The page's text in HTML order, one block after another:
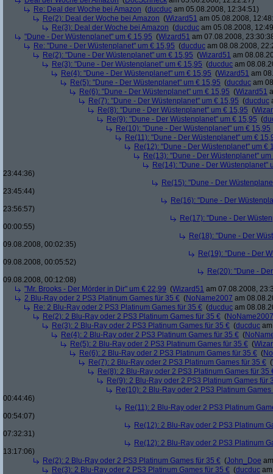
Re: Deal der Woche bei Amazon (ducduc am 05.08.2008, 12:34:51)
Re(2): Deal der Woche bei Amazon (Wizard51 am 05.08.2008,
Re(3): Deal der Woche bei Amazon (ducduc am 05.08.2008,
"Dune - Der Wüstenplanet" um € 15,95 (Wizard51 am 07.08.2008,
Re: "Dune - Der Wüstenplanet" um € 15,95 (ducduc am 08.08.2008,
Re(2): "Dune - Der Wüstenplanet" um € 15,95 (Wizard51 am
Re(3): "Dune - Der Wüstenplanet" um € 15,95 (ducduc am
Re(4): "Dune - Der Wüstenplanet" um € 15,95 (Wizard51 am
Re(5): "Dune - Der Wüstenplanet" um € 15,95 (ducduc am
Re(6): "Dune - Der Wüstenplanet" um € 15,95 (Wizard51
Re(7): "Dune - Der Wüstenplanet" um € 15,95 (ducduc
Re(8): "Dune - Der Wüstenplanet" um € 15,95 (
Re(9): "Dune - Der Wüstenplanet" um € 15,95 (
Re(10): "Dune - Der Wüstenplanet" um € 15,95
Re(11): "Dune - Der Wüstenplanet" um €
Re(12): "Dune - Der Wüstenplanet" um €
Re(13): "Dune - Der Wüstenplanet"
Re(14): "Dune - Der Wüstenplanet"
23:44:36)
Re(15): "Dune - Der
23:45:44)
Re(16): "Dune - Der
23:56:57)
Re(17): "Dune - Der
00:00:55)
Re(18): "Dune - Der
09.08.2008, 00:02:35)
Re(19): "Dune - Der
09.08.2008, 00:05:52)
Re(20): "Dune -
09.08.2008, 00:12:08)
"Mr. Brooks - Der Mörder in Dir" um € 22,99 (Wizard51 am 07.08.2008,
2 Blu-Ray oder 2 PS3 Platinum Games für 35 € (NoName2007 am
Re: 2 Blu-Ray oder 2 PS3 Platinum Games für 35 € (ducduc am
Re(2): 2 Blu-Ray oder 2 PS3 Platinum Games für 35 € (NoName2007
Re(3): 2 Blu-Ray oder 2 PS3 Platinum Games für 35 € (ducduc
Re(4): 2 Blu-Ray oder 2 PS3 Platinum Games für 35 € (
Re(5): 2 Blu-Ray oder 2 PS3 Platinum Games für 35 € (
Re(6): 2 Blu-Ray oder 2 PS3 Platinum Games für 35 € (
Re(7): 2 Blu-Ray oder 2 PS3 Platinum Games für 35 € (
Re(8): 2 Blu-Ray oder 2 PS3 Platinum Games für 35
Re(9): 2 Blu-Ray oder 2 PS3 Platinum Games für
Re(10): 2 Blu-Ray oder 2 PS3 Platinum Games
00:44:46)
Re(11): 2 Blu-Ray oder 2 PS3 Platinum
00:54:07)
Re(12): 2 Blu-Ray oder 2 PS3 Platinum
07:32:31)
Re(12): 2 Blu-Ray oder 2 PS3 Platinum
13:17:06)
Re(2): 2 Blu-Ray oder 2 PS3 Platinum Games für 35 € (John_Doe
Re(3): 2 Blu-Ray oder 2 PS3 Platinum Games für 35 € (ducduc